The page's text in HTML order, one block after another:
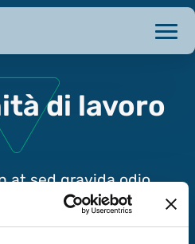
di lavoro
at sed gravida odio
urna vel sit
eget semper sed